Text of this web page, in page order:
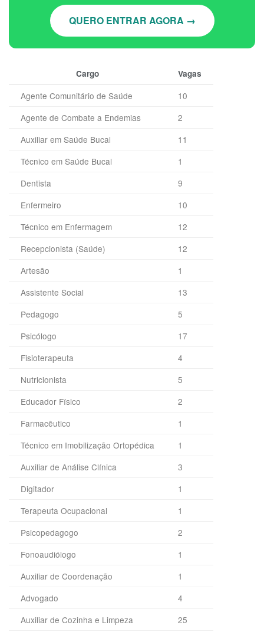
QUERO ENTRAR AGORA →
Cargo Vagas
Agente Comunitário de Saúde
10
Agente de Combate a Endemias
2
Auxiliar em Saúde Bucal
11
Técnico em Saúde Bucal
1
Dentista
9
Enfermeiro
10
Técnico em Enfermagem
12
Recepcionista (Saúde)
12
Artesão
1
Assistente Social
13
Pedagogo
5
Psicólogo
17
Fisioterapeuta
4
Nutricionista
5
Educador Físico
2
Farmacêutico
1
Técnico em Imobilização Ortopédica
1
Auxiliar de Análise Clínica
3
Digitador
1
Terapeuta Ocupacional
1
Psicopedagogo
2
Fonoaudiólogo
1
Auxiliar de Coordenação
1
Advogado
4
Auxiliar de Cozinha e Limpeza
25